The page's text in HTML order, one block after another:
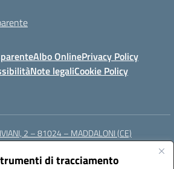
di tracciamento
Albo OnlinePrivacy Policy
Note legaliCookie Policy
2 – 81024 – MADDALONI (CE)
(PEC):ceic8av00r@pec.istruzione.it